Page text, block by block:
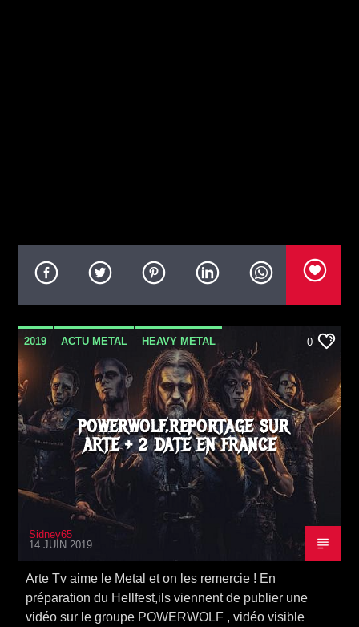
2019 ACTU METAL HEAVY METAL 0
POWERWOLF,REPORTAGE SUR
ARTE + 2 DATE EN FRANCE
Sidney65
14 JUIN 2019
Arte Tv aime le Metal et on les remercie ! En
préparation du Hellfest,ils viennent de publier une
vidéo sur le groupe POWERWOLF , vidéo visible